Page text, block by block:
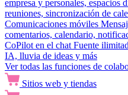
empresa y personales, espacios
reuniones, sincronización de
Comunicaciones móviles
comentarios, calendario,
CoPilot en el chat Fuente
IA, lluvia de ideas y más
Ver todas las funciones de
Sitios web y tiendas